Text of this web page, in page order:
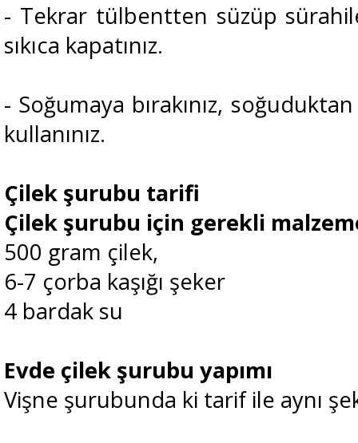
- Tekrar tülbentten süzüp
sıkıca kapatınız.
- Soğumaya bırakınız,
kullanınız.
Çilek şurubu tarifi
Çilek şurubu için gerekli
500 gram çilek,
6-7 çorba kaşığı şeker
4 bardak su
Evde çilek şurubu yapımı
Vişne şurubunda ki tarif ile aynı